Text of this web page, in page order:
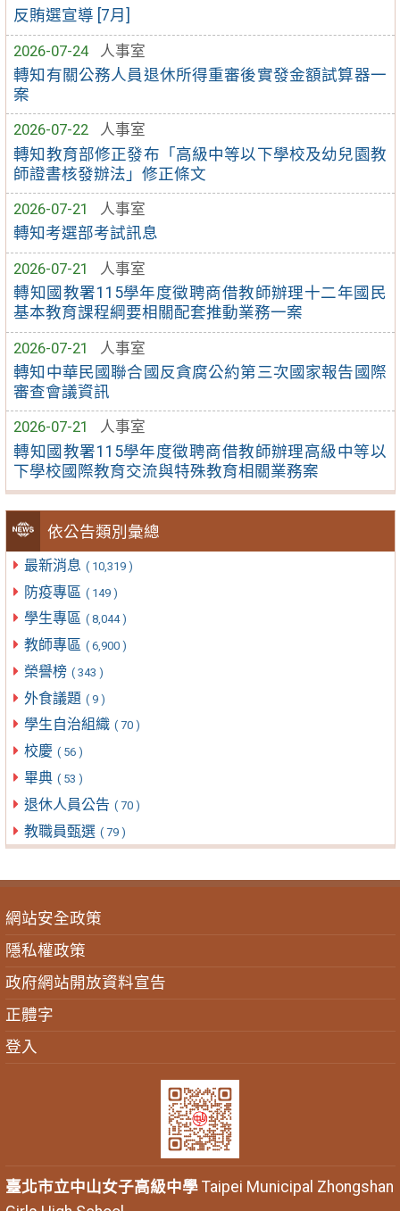
反賄選宣導 [7月]
2026-07-24
人事室
轉知有關公務人員退休所得重審後實發金額試算器一
案
2026-07-22
人事室
轉知教育部修正發布「高級中等以下學校及幼兒園教
師證書核發辦法」修正條文
2026-07-21
人事室
轉知考選部考試訊息
2026-07-21
人事室
轉知國教署115學年度徵聘商借教師辦理十二年國民
基本教育課程綱要相關配套推動業務一案
2026-07-21
人事室
轉知中華民國聯合國反貪腐公約第三次國家報告國際
審查會議資訊
2026-07-21
人事室
轉知國教署115學年度徵聘商借教師辦理高級中等以
下學校國際教育交流與特殊教育相關業務案
依公告類別彙總
最新消息 ( 10,319 )
防疫專區 ( 149 )
學生專區 ( 8,044 )
教師專區 ( 6,900 )
榮譽榜 ( 343 )
外食議題 ( 9 )
學生自治組織 ( 70 )
校慶 ( 56 )
畢典 ( 53 )
退休人員公告 ( 70 )
教職員甄選 ( 79 )
網站安全政策
隱私權政策
政府網站開放資料宣告
正體字
登入
臺北市立中山女子高級中學Taipei Municipal Zhongshan